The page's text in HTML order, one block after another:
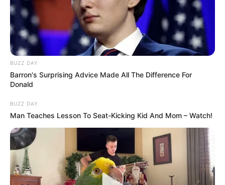
BUZZ DAY
Barron's Surprising Advice Made All The Difference For
Donald
BUZZ DAY
Man Teaches Lesson To Seat-Kicking Kid And Mom – Watch!